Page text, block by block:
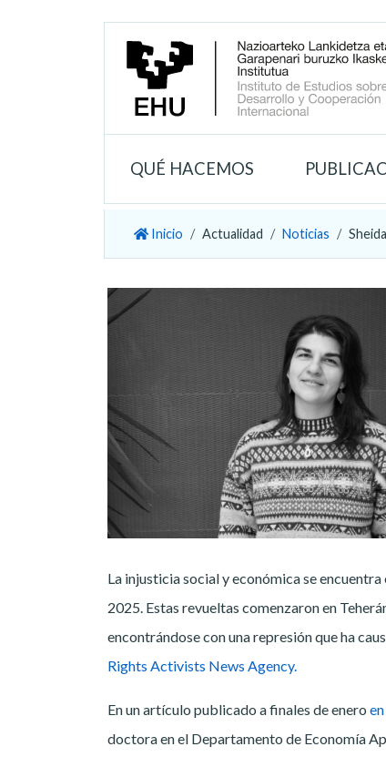
QUÉ HACEMOS
Inicio Actualidad Noticias
La injusticia social y económica se
2025. Estas revueltas comenzaron en
encontrándose con una represión que ha
Rights Activists News Agency.
En un artículo publicado a finales de enero
doctora en el Departamento de Economía